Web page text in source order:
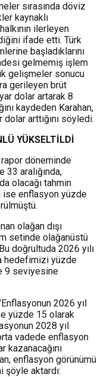
sırasında döviz
kaynaklı
ilerleyen
ifade etti. Türk
başladıklarını
gelmemiş işlem
gelişmeler sonucu
gerileyen brüt
dolar artarak 8
kaydeden Karahan,
arttığını söyledi.
YÜKSELTİLDİ
rapor döneminde
aralığında,
olacağı tahmin
ise enflasyon yüzde
olağan dışı
setinde olağanüstü
doğrultuda 2026 yılı
hedefimizi yüzde
9 seviyesine
2026 yıl
yüzde 15 olarak
2028 yıl
vadede enflasyon
enflasyon görünümü
şöyle aktardı: